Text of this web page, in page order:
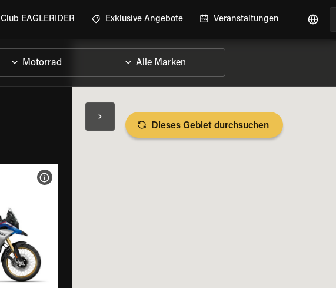
Club EAGLERIDER Exklusive Angebote Veranstaltungen
MOTORRAD-DETAILS ANZEIGEN
Dieses Gebiet durchsuchen